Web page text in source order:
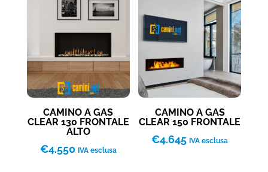
CAMINO A GAS
CLEAR 130 FRONTALE
ALTO
€4.550 IVA esclusa
CAMINO A GAS
CLEAR 150 FRONTALE
€4.645 IVA esclusa